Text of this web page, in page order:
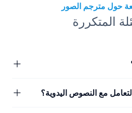
حول مترجم الصور
المتكررة
مع النصوص اليدوية؟